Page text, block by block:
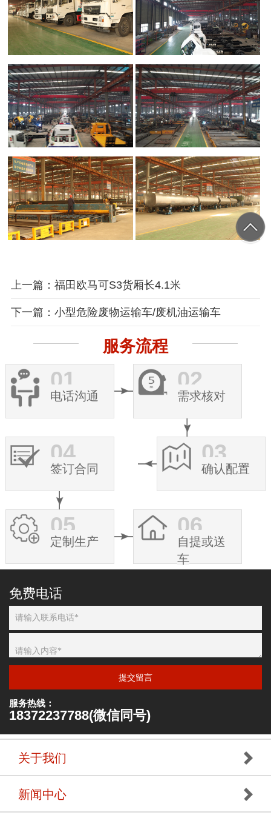
上一篇：福田欧马可S3货厢长4.1米
下一篇：小型危险废物运输车/废机油运输车
服务流程
01
电话沟通
02
需求核对
03
确认配置
04
签订合同
05
定制生产
06
自提或送
车
免费电话
提交留言
服务热线：
18372237788(微信同号)
关于我们
新闻中心